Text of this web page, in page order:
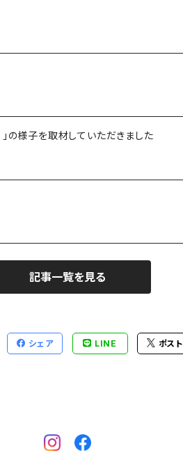
」の様子を取材していただきました
記事一覧を見る
シェア LINE ポスト